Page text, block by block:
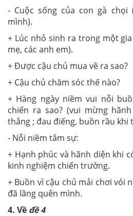
- Cuộc sống của con gà chọi
mình).
+ Lúc nhỏ sinh ra trong một
mẹ, các anh em).
+ Đư­ợc cậu chủ mua về ra sao?
+ Cậu chủ chăm sóc thế nào?
+ Hàng ngày niềm vui nỗi
chiến ra sao? (vui mừng
thắng ; đau điếng, buồn rầu khi
- Nỗi niềm tâm sự:
+ Hạnh phúc và hãnh diện khi
kinh nghiệm chiến trường.
+ Buồn vì cậu chủ mải chơi vói
đã lãng quên mình.
4. Về đề 4